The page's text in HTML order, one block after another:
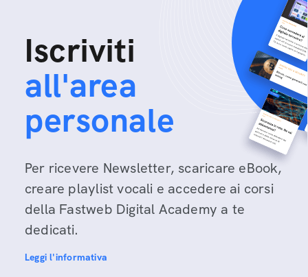
Iscriviti
all'area
personale
Per ricevere Newsletter, scaricare eBook,
creare playlist vocali e accedere ai corsi
della Fastweb Digital Academy a te
dedicati.
Leggi l'informativa